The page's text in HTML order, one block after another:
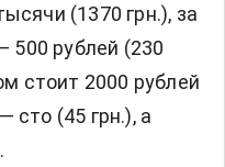
(1370 грн.), за
500 рублей (230
стоит 2000 рублей
сто (45 грн.), а